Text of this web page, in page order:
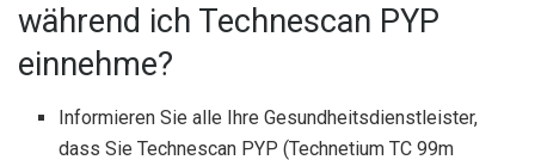
während ich Technescan PYP
einnehme?
Informieren Sie alle Ihre Gesundheitsdienstleister,
dass Sie Technescan PYP (Technetium TC 99m